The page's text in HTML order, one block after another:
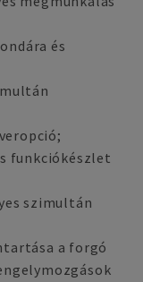
és
funkciókészlet
szimultán
a forgó